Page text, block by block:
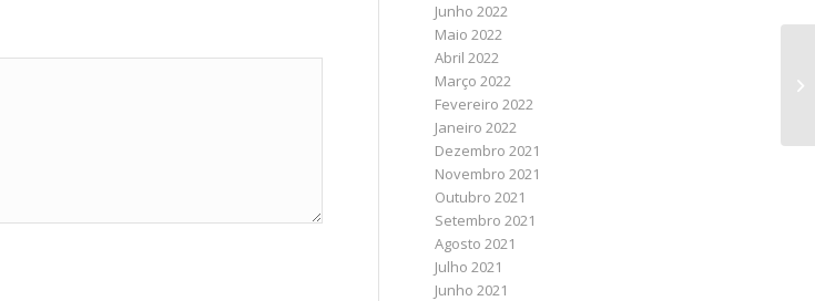
Junho 2022
Maio 2022
Abril 2022
Março 2022
Fevereiro 2022
Janeiro 2022
Dezembro 2021
Novembro 2021
Outubro 2021
Setembro 2021
Agosto 2021
Julho 2021
Junho 2021